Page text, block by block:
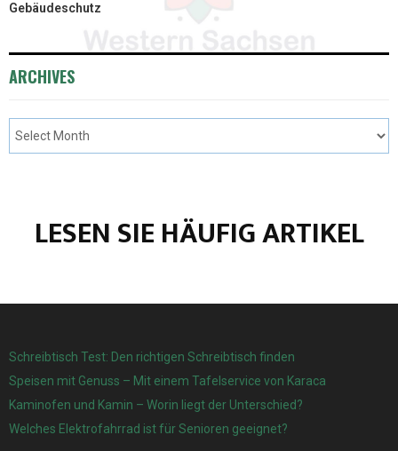
Gebäudeschutz
ARCHIVES
LESEN SIE HÄUFIG ARTIKEL
Schreibtisch Test: Den richtigen Schreibtisch finden
Speisen mit Genuss – Mit einem Tafelservice von Karaca
Kaminofen und Kamin – Worin liegt der Unterschied?
Welches Elektrofahrrad ist für Senioren geeignet?